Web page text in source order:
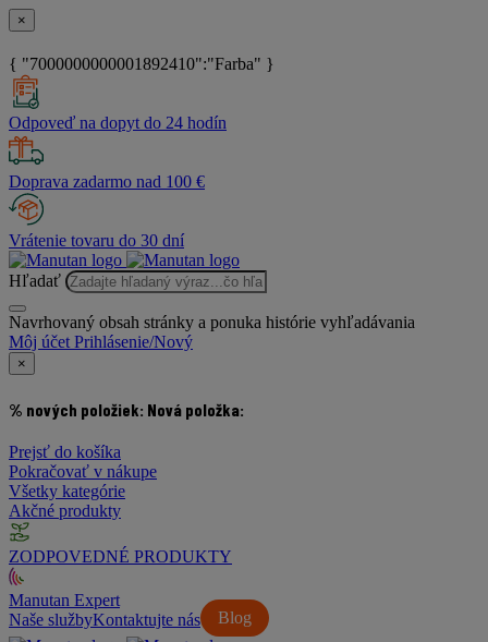
×
{ "7000000000001892410":"Farba" }
Odpoveď na dopyt do 24 hodín
Doprava zadarmo nad 100 €
Vrátenie tovaru do 30 dní
Hľadať
Navrhovaný obsah stránky a ponuka histórie vyhľadávania
Môj účet Prihlásenie/Nový
×
% nových položiek: Nová položka:
Prejsť do košíka
Pokračovať v nákupe
Všetky kategórie
Akčné produkty
ZODPOVEDNÉ PRODUKTY
Manutan Expert
Naše služby
Blog
Kontaktujte nás